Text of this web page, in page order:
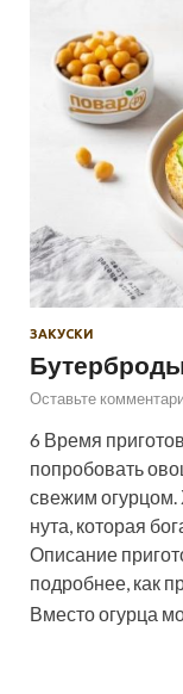
ЗАКУСКИ
Оставьте
6 Время
попробовать
свежим огурцом.
нута, которая
Описание
подробнее, как
Вместо огурца